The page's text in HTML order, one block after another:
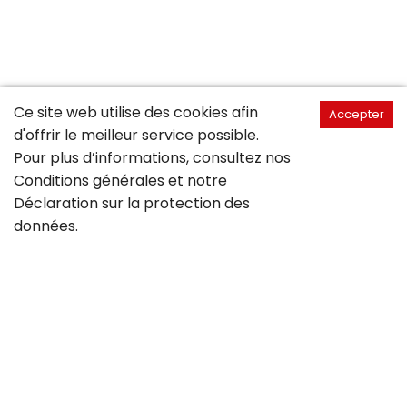
Ce site web utilise des cookies afin
d'offrir le meilleur service possible.
Pour plus d’informations, consultez nos
Conditions générales et notre
Déclaration sur la protection des
données.
Accepter